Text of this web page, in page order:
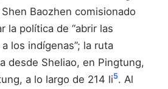
Baozhen comisionado
la política de “abrir las
los indígenas”; la ruta
desde Sheliao, en Pingtung,
a lo largo de 214 li5. Al